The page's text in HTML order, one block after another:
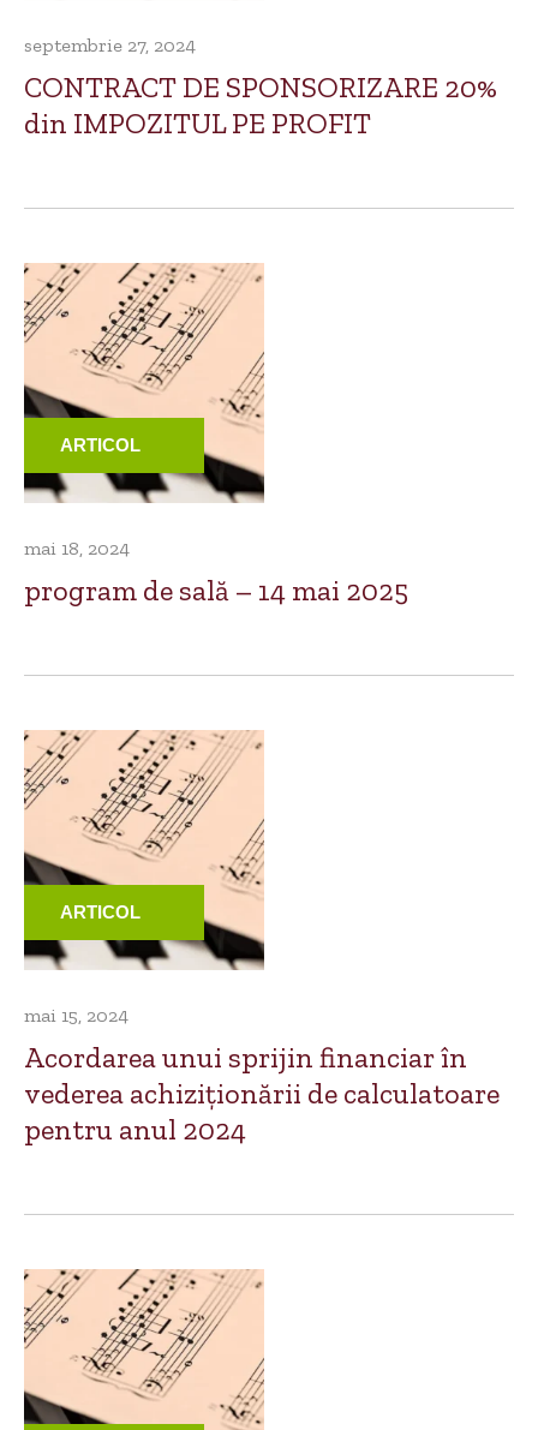
septembrie 27, 2024
CONTRACT DE SPONSORIZARE 20%
din IMPOZITUL PE PROFIT
ARTICOL
mai 18, 2024
program de sală – 14 mai 2025
ARTICOL
mai 15, 2024
Acordarea unui sprijin financiar în
vederea achiziționării de calculatoare
pentru anul 2024